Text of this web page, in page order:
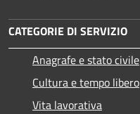
CATEGORIE DI SERVIZIO
Anagrafe e stato civile
Cultura e tempo libero
Vita lavorativa